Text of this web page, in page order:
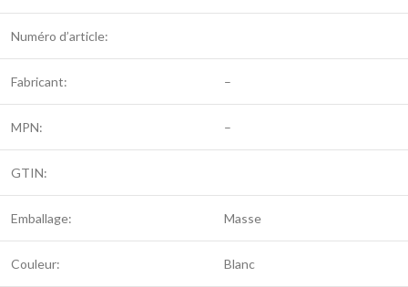
Numéro d’article:
Fabricant: –
MPN: –
GTIN:
Emballage: Masse
Couleur: Blanc